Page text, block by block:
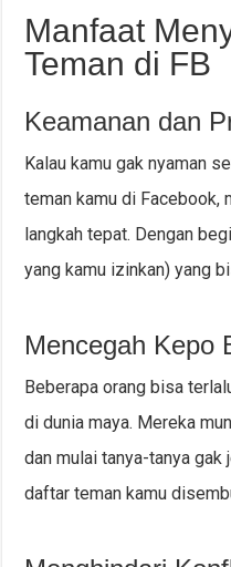
Manfaat
Teman di FB
Keamanan dan
Kalau kamu gak nyaman
teman kamu di Facebook,
langkah tepat. Dengan
yang kamu izinkan) yang
Mencegah Kepo
Beberapa orang bisa
di dunia maya. Mereka
dan mulai tanya-tanya
daftar teman kamu